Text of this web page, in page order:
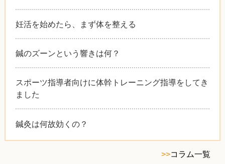
妊活を始めたら、まず体を整える
鍼のズーンという響きは何？
スポーツ指導者向けに体幹トレーニング指導をしてき
ました
鍼灸は何故効くの？
>>コラム一覧